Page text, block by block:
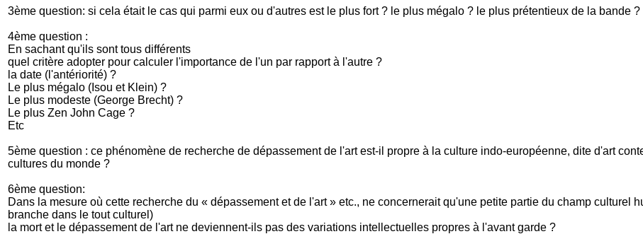
3ème question: si cela était le cas qui parmi eux ou d'autres est le plus fort ? le plus mégalo ? le plus prétentieux de la bande ?
4ème question :
En sachant qu'ils sont tous différents
quel critère adopter pour calculer l'importance de l'un par rapport à l'autre ?
la date (l'antériorité) ?
Le plus mégalo (Isou et Klein) ?
Le plus modeste (George Brecht) ?
Le plus Zen John Cage ?
Etc
5ème question : ce phénomène de recherche de dépassement de l'art est-il propre à la culture indo-européenne, dite d'art
cultures du monde ?
6ème question:
Dans la mesure où cette recherche du « dépassement et de l'art » etc., ne concernerait qu'une petite partie du champ culturel
branche dans le tout culturel)
la mort et le dépassement de l'art ne deviennent-ils pas des variations intellectuelles propres à l'avant garde ?